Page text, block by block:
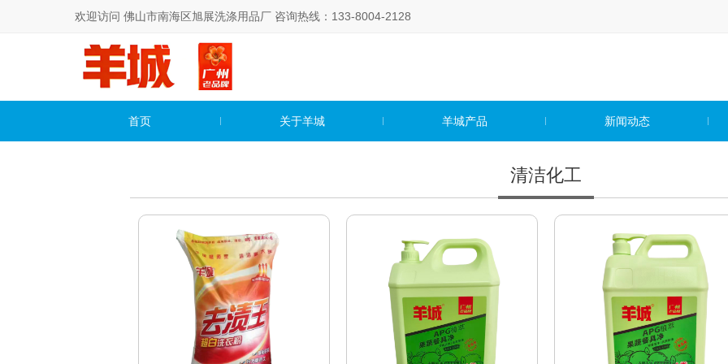
欢迎访问 佛山市南海区旭展洗涤用品厂 咨询热线：133-8004-2128
首页 关于羊城 羊城产品 新闻动态
清洁化工